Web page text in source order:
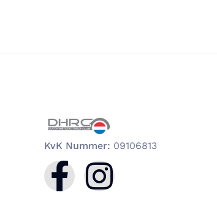
KvK Nummer: 09106813